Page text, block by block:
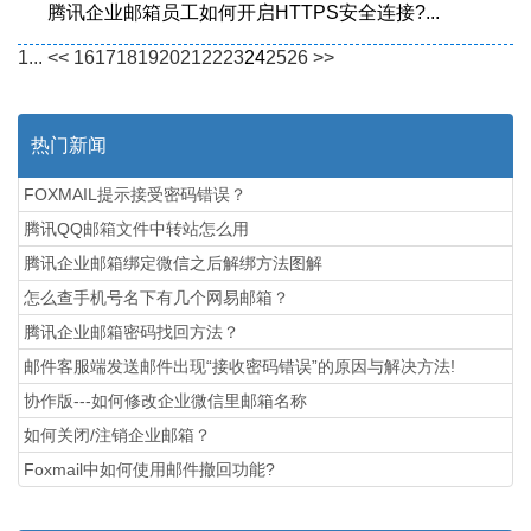
腾讯企业邮箱员工如何开启HTTPS安全连接?...
1... << 1617181920212223242526 >>
热门新闻
FOXMAIL提示接受密码错误？
腾讯QQ邮箱文件中转站怎么用
腾讯企业邮箱绑定微信之后解绑方法图解
怎么查手机号名下有几个网易邮箱？
腾讯企业邮箱密码找回方法？
邮件客服端发送邮件出现“接收密码错误”的原因与解决方法!
协作版---如何修改企业微信里邮箱名称
如何关闭/注销企业邮箱？
Foxmail中如何使用邮件撤回功能?